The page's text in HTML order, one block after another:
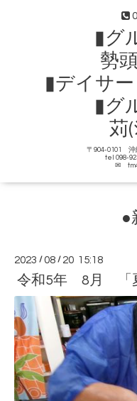
▮グル
勢
▮デイサ
▮グル
苅
〒904-0101 沖
tel 098-
✉
●
2023 /08 / 20 15:18
令和5年 8月 「